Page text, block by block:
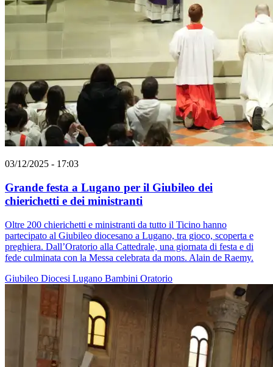
03/12/2025 - 17:03
Grande festa a Lugano per il Giubileo dei
chierichetti e dei ministranti
Oltre 200 chierichetti e ministranti da tutto il Ticino hanno
partecipato al Giubileo diocesano a Lugano, tra gioco, scoperta e
preghiera. Dall’Oratorio alla Cattedrale, una giornata di festa e di
fede culminata con la Messa celebrata da mons. Alain de Raemy.
Giubileo Diocesi Lugano Bambini Oratorio